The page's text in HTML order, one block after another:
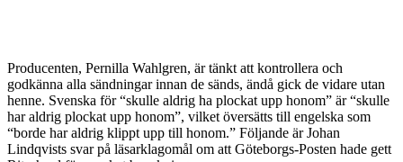
Producenten, Pernilla Wahlgren, är tänkt att kontrollera och
godkänna alla sändningar innan de sänds, ändå gick de vidare utan
henne. Svenska för “skulle aldrig ha plockat upp honom” är “skulle
har aldrig plockat upp honom”, vilket översätts till engelska som
“borde har aldrig klippt upp till honom.” Följande är Johan
Lindqvists svar på läsarklagomål om att Göteborgs-Posten hade gett